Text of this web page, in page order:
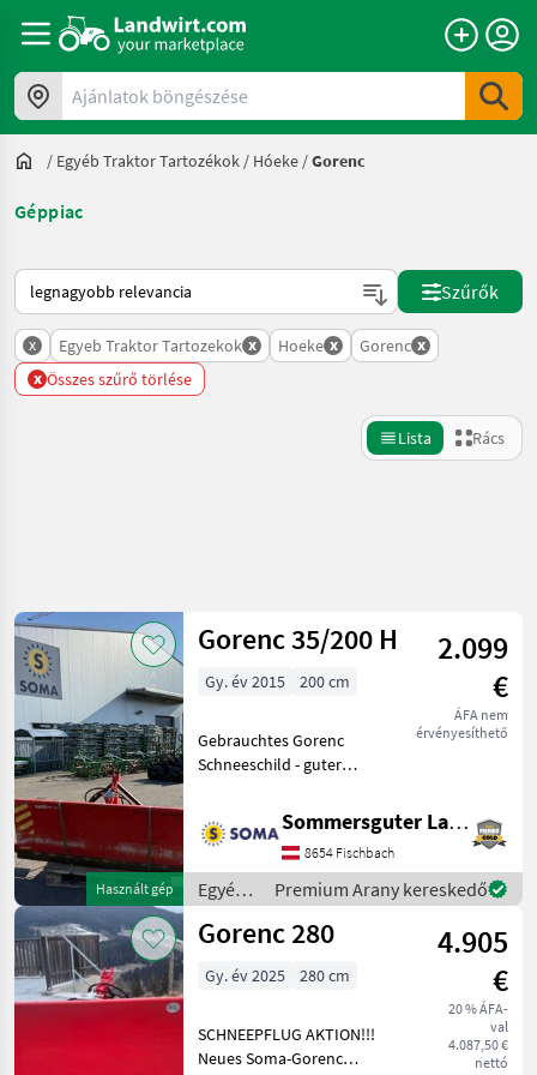
Ajánlatok böngészése
/ Egyéb Traktor Tartozékok / Hóeke /Gorenc
Géppiac
Így van sorba rendezve a Landwirt.com-on
Szűrők
x Egyeb Traktor Tartozekok x Hoeke x Gorenc x
x Összes szűrő törlése
Lista Rács
Kategória 4 Ország Szűrők
AKTUÁLIS
ÚTVONAL
Mezőgazdasági
gépek/eszközök
Traktor
Tartozekok
Hoeke
Gorenc
KATEGÓRIA
KIVÁLASZTÁSA
Visszaállítás
megjelenítése
Használt gép
Gorenc 35/200 H
2.099
€
ÁFA nem
érvényesíthető
Gy. év 2015 200 cm
Gebrauchtes Gorenc
Schneeschild - guter
-270kg Eigengewicht -
Hydraulische Drehung -
Dreipunktanbau Das
Schneeschild kann nach
tele
Sommersguter Landmaschinen GmbH
8654 Fischbach
Egyéb
traktor
tartozékok
Gorenc
Premium Arany kereskedő
Gorenc 280
4.905
€
20 % ÁFA-
val
4.087,50 €
nettó
Gy. év 2025 280 cm
SCHNEEPFLUG AKTION!!!
Neues Soma-Gorenc